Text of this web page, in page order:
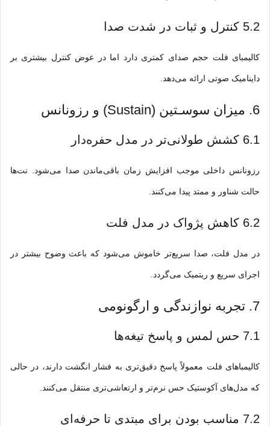
5.2 کنترل و ثبات در شدت صدا
کالیمبای فلت حجم صدای کمتری دارد اما در عوض کنترل بیشتری بر
داینامیک صوتی ارائه می‌دهد.
6. میزان سوسـتین (Sustain) و رزونانس
6.1 کشش طولانی‌تر در مدل حفره‌دار
رزونانس داخلی موجب افزایش زمان باقی‌ماندن صدا می‌شود. نت‌ها
حالت شناور و ممتد پیدا می‌کنند.
6.2 کاهش پژواک در مدل فلت
در مدل فلت، صدا سریع‌تر خاموش می‌شود که باعث وضوح بیشتر در
اجرای سریع و ریتمیک می‌گردد.
7. تجربه نوازندگی و ارگونومی
7.1 حس لمس و پاسخ تیغه‌ها
کالیمباهای فلت معمولاً پاسخ دقیق‌تری به فشار انگشت دارند، در حالی
که مدل‌های آکوستیک حس نرم‌تر و ارتعاشی‌تری منتقل می‌کنند.
7.2 مناسب بودن برای مبتدی تا حرفه‌ای